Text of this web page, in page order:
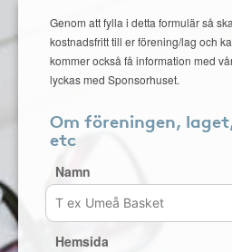
Genom att fylla i detta formulär så
kostnadsfritt till er förening/lag och
kommer också få information med
lyckas med Sponsorhuset.
Om föreningen,
etc
Namn
Hemsida